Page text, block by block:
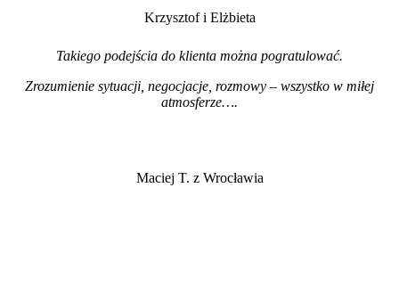
Krzysztof i Elżbieta
Takiego podejścia do klienta można pogratulować.
Zrozumienie sytuacji, negocjacje, rozmowy – wszystko w miłej
atmosferze….
Maciej T. z Wrocławia